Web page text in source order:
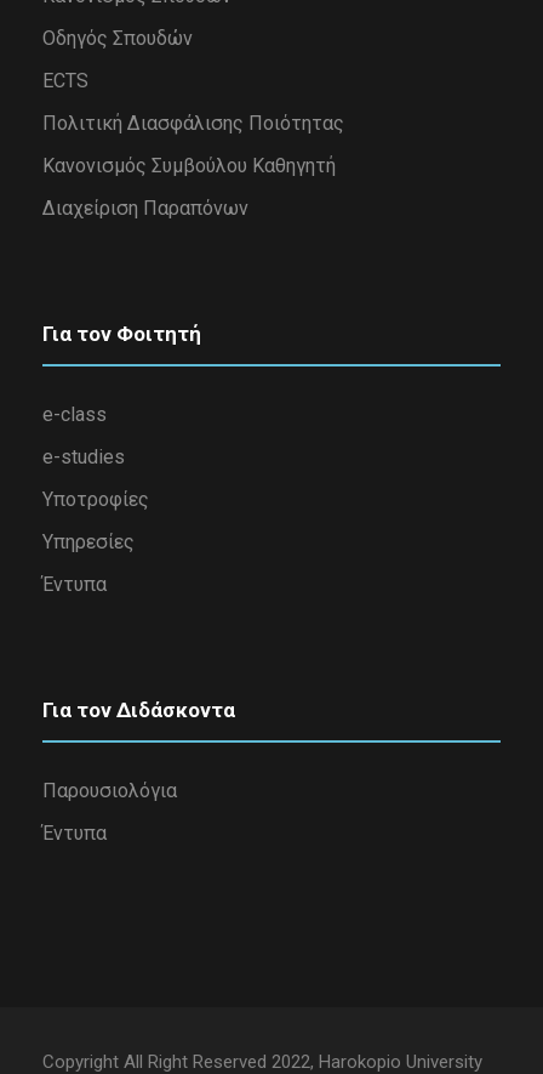
Οδηγός Σπουδών
ECTS
Πολιτική Διασφάλισης Ποιότητας
Κανονισμός Συμβούλου Καθηγητή
Διαχείριση Παραπόνων
Για τον Φοιτητή
e-class
e-studies
Υποτροφίες
Υπηρεσίες
Έντυπα
Για τον Διδάσκοντα
Παρουσιολόγια
Έντυπα
Copyright All Right Reserved 2022, Harokopio University